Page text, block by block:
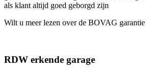
als klant altijd goed geborgd zijn
Wilt u meer lezen over de BOVAG
RDW erkende garage